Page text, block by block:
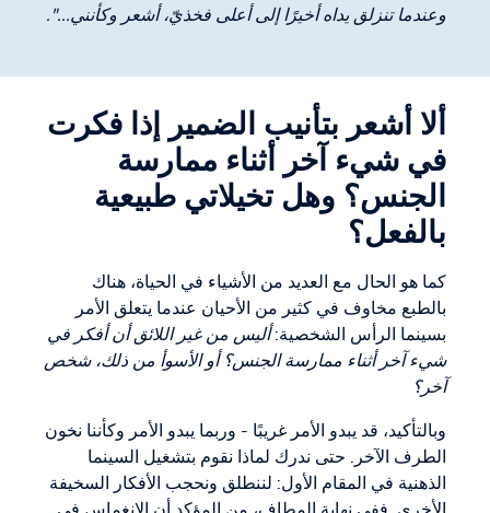
وعندما تنزلق يداه أخيرًا إلى أعلى فخذيّ، أشعر وكأنني...".
ألا أشعر بتأنيب الضمير إذا فكرت
في شيء آخر أثناء ممارسة
الجنس؟ وهل تخيلاتي طبيعية
بالفعل؟
كما هو الحال مع العديد من الأشياء في الحياة، هناك
بالطبع مخاوف في كثير من الأحيان عندما يتعلق الأمر
بسينما الرأس الشخصية:أليس من غير اللائق أن أفكر في
شيء آخر أثناء ممارسة الجنس؟ أو الأسوأ من ذلك، شخص
آخر؟
وبالتأكيد، قد يبدو الأمر غريبًا - وربما يبدو الأمر وكأننا نخون
الطرف الآخر. حتى ندرك لماذا نقوم بتشغيل السينما
الذهنية في المقام الأول: لننطلق ونحجب الأفكار السخيفة